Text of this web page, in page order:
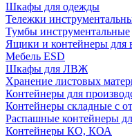
Шкафы для одежды
Тележки
Тумбы инструментальные
Ящики и контейнеры для
Мебель ESD
Шкафы для ЛВЖ
Хранение листовых
Контейнеры для
Контейнеры складные с
Распашные контейнеры
Контейнеры КО, КОА